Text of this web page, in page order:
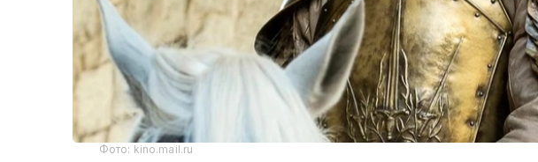
Фото: kino.mail.ru